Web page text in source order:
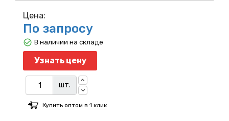
Цена:
По запросу
Узнать цену
шт.
В наличии на складе
Купить оптом в 1 клик